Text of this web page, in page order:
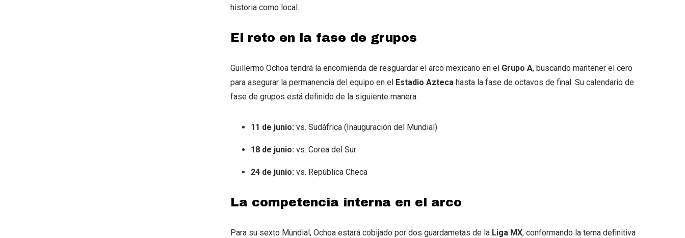
historia como local.
El reto en la fase de grupos
Guillermo Ochoa tendrá la encomienda de resguardar el arco mexicano en el Grupo A, buscando mantener el cero
para asegurar la permanencia del equipo en el Estadio Azteca hasta la fase de octavos de final. Su calendario de
fase de grupos está definido de la siguiente manera:
11 de junio: vs. Sudáfrica (Inauguración del Mundial)
18 de junio: vs. Corea del Sur
24 de junio: vs. República Checa
La competencia interna en el arco
Para su sexto Mundial, Ochoa estará cobijado por dos guardametas de la Liga MX, conformando la terna definitiva